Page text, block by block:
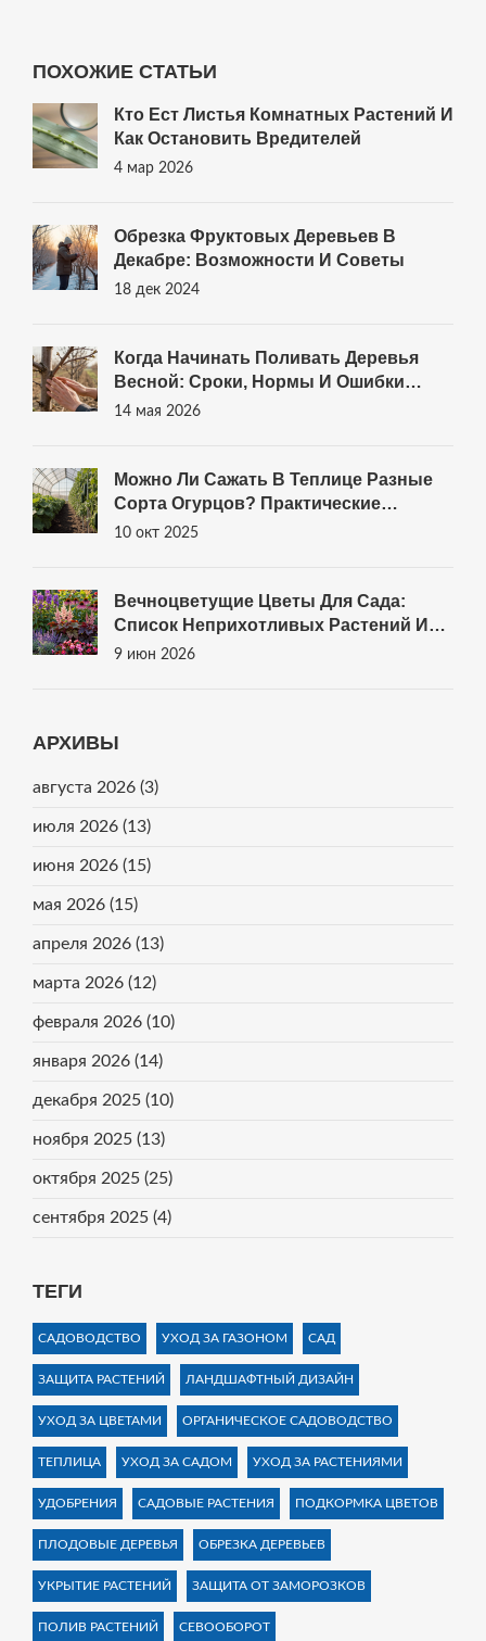
ПОХОЖИЕ СТАТЬИ
Кто Ест Листья Комнатных Растений И
Как Остановить Вредителей
4 мар 2026
Обрезка Фруктовых Деревьев В
Декабре: Возможности И Советы
18 дек 2024
Когда Начинать Поливать Деревья
Весной: Сроки, Нормы И Ошибки
Новичков
14 мая 2026
Можно Ли Сажать В Теплице Разные
Сорта Огурцов? Практические
Рекомендации
10 окт 2025
Вечноцветущие Цветы Для Сада:
Список Неприхотливых Растений И
Правила Ухода
9 июн 2026
АРХИВЫ
августа 2026 (3)
июля 2026 (13)
июня 2026 (15)
мая 2026 (15)
апреля 2026 (13)
марта 2026 (12)
февраля 2026 (10)
января 2026 (14)
декабря 2025 (10)
ноября 2025 (13)
октября 2025 (25)
сентября 2025 (4)
ТЕГИ
САДОВОДСТВО УХОД ЗА ГАЗОНОМ САД
ЗАЩИТА РАСТЕНИЙ ЛАНДШАФТНЫЙ ДИЗАЙН
УХОД ЗА ЦВЕТАМИ ОРГАНИЧЕСКОЕ САДОВОДСТВО
ТЕПЛИЦА УХОД ЗА САДОМ УХОД ЗА РАСТЕНИЯМИ
УДОБРЕНИЯ САДОВЫЕ РАСТЕНИЯ ПОДКОРМКА ЦВЕТОВ
ПЛОДОВЫЕ ДЕРЕВЬЯ ОБРЕЗКА ДЕРЕВЬЕВ
УКРЫТИЕ РАСТЕНИЙ ЗАЩИТА ОТ ЗАМОРОЗКОВ
ПОЛИВ РАСТЕНИЙ СЕВООБОРОТ